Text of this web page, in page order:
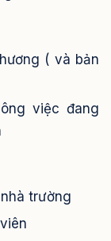
( và bản
việc đang
trường